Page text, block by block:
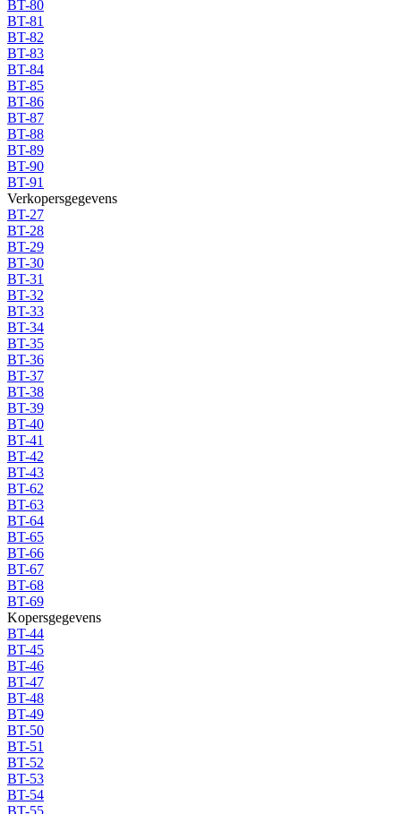
BT-80
BT-81
BT-82
BT-83
BT-84
BT-85
BT-86
BT-87
BT-88
BT-89
BT-90
BT-91
Verkopersgegevens
BT-27
BT-28
BT-29
BT-30
BT-31
BT-32
BT-33
BT-34
BT-35
BT-36
BT-37
BT-38
BT-39
BT-40
BT-41
BT-42
BT-43
BT-62
BT-63
BT-64
BT-65
BT-66
BT-67
BT-68
BT-69
Kopersgegevens
BT-44
BT-45
BT-46
BT-47
BT-48
BT-49
BT-50
BT-51
BT-52
BT-53
BT-54
BT-55